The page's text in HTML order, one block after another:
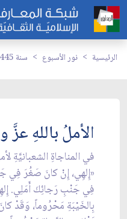
الرئيسية نور الأسبوع سنة 1445 هـ
الأملُ باللهِ
في المناجاةِ الشعبانيَّةِ
«إِلهِي، إِنْ كانَ صَغُرَ فِي
فِي جَنْبِ رَجائِكَ أَمَلِي.
بِالخَيْبَةِ مَحْرُوماً، وَقَدْ